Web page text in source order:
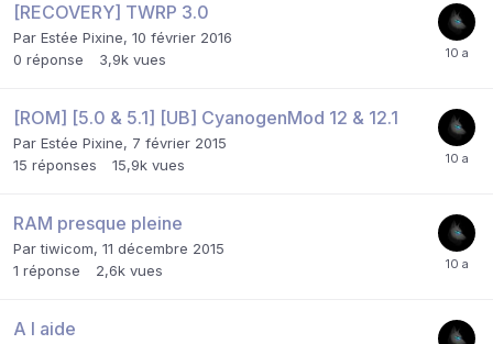
[RECOVERY] TWRP 3.0
Par Estée Pixine, 10 février 2016
0 réponse 3,9k vues
[ROM] [5.0 & 5.1] [UB] CyanogenMod 12 & 12.1
Par Estée Pixine, 7 février 2015
15 réponses 15,9k vues
RAM presque pleine
Partiwicom, 11 décembre 2015
1 réponse 2,6k vues
A l aide